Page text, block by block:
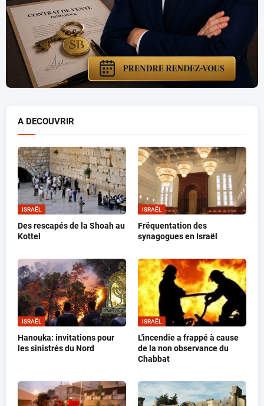
A DECOUVRIR
ISRAËL
Des rescapés de la Shoah au
Kottel
ISRAËL
Fréquentation des
synagogues en Israël
ISRAËL
Hanouka: invitations pour
les sinistrés du Nord
ISRAËL
L'incendie a frappé à cause
de la non observance du
Chabbat